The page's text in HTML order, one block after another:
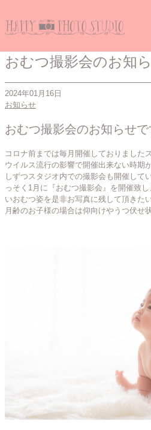
おむつ撮影会のお知
2024年01月16日
お知らせ
おむつ撮影会のお知らせで
コロナ前までは毎月開催しておりました
ウイルス流行の影響で開催出来ない時期
しずつスタジオ内での撮影会も開催して
っそく1月に『おむつ撮影会』を開催致し
いおむつ姿を是非お写真に残して頂きた
月齢のお子様の場合は仰向けやうつ伏せ